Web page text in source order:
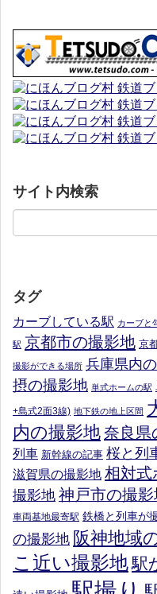
サイト内検索
タグ
カーブしている駅 カーブと
駅 京都市の撮影地 京
撮影ができる場所 兵庫県内
摂の撮影地 単式ホームの駅
+島式2面3線) 地下鉄の地上区間
内の撮影地奈良県
列車 新幹線の記事 桜と列
滋賀県の撮影地 相対式
撮影地神戸市の撮影
車両基地最寄駅 鉄橋と列車が
の撮影地 阪神地域
こ近い撮影地駅